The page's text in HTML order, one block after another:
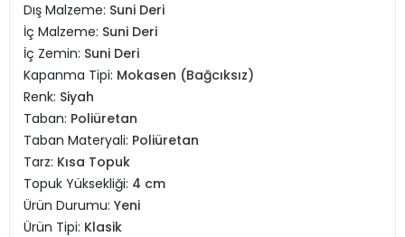
Dış Malzeme: Suni Deri
İç Malzeme: Suni Deri
İç Zemin: Suni Deri
Kapanma Tipi: Mokasen (Bağcıksız)
Renk: Siyah
Taban: Poliüretan
Taban Materyali: Poliüretan
Tarz: Kısa Topuk
Topuk Yüksekliği: 4 cm
Ürün Durumu: Yeni
Ürün Tipi: Klasik